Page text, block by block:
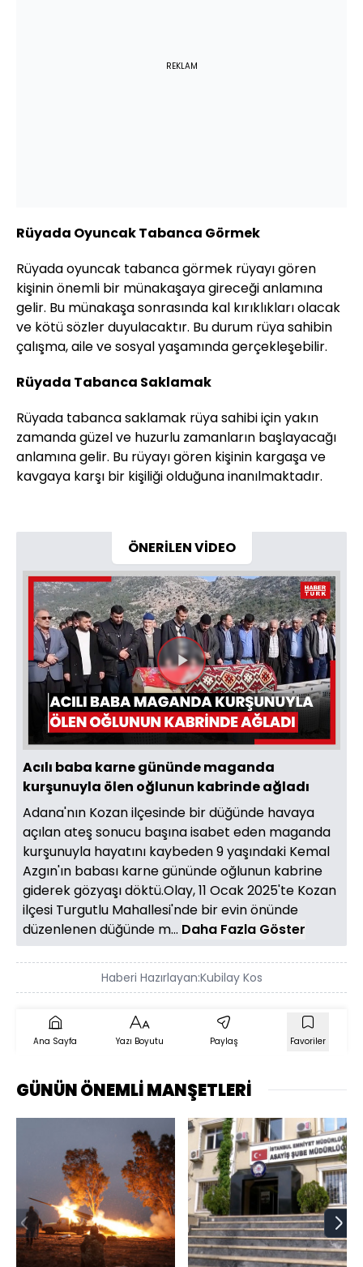
REKLAM
Rüyada Oyuncak Tabanca Görmek
Rüyada oyuncak tabanca görmek rüyayı gören
kişinin önemli bir münakaşaya gireceği anlamına
gelir. Bu münakaşa sonrasında kal kırıklıkları olacak
ve kötü sözler duyulacaktır. Bu durum rüya sahibin
çalışma, aile ve sosyal yaşamında gerçekleşebilir.
Rüyada Tabanca Saklamak
Rüyada tabanca saklamak rüya sahibi için yakın
zamanda güzel ve huzurlu zamanların başlayacağı
anlamına gelir. Bu rüyayı gören kişinin kargaşa ve
kavgaya karşı bir kişiliği olduğuna inanılmaktadır.
ÖNERİLEN VİDEO
Videoyu
Oynat
Acılı baba karne gününde maganda
kurşunuyla ölen oğlunun kabrinde ağladı
Adana'nın Kozan ilçesinde bir düğünde havaya
açılan ateş sonucu başına isabet eden maganda
kurşunuyla hayatını kaybeden 9 yaşındaki Kemal
Azgın'ın babası karne gününde oğlunun kabrine
giderek gözyaşı döktü.Olay, 11 Ocak 2025'te Kozan
ilçesi Turgutlu Mahallesi'nde bir evin önünde
düzenlenen düğünde m... Daha Fazla Göster
Haberi Hazırlayan:Kubilay Kos
Ana Sayfa Yazı Boyutu Paylaş Favoriler
GÜNÜN ÖNEMLİ MANŞETLERİ